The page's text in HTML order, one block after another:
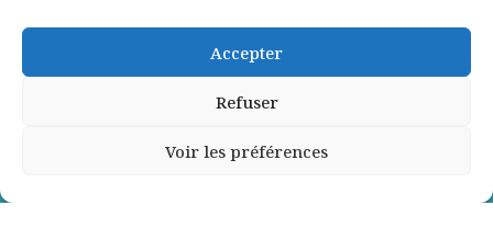
Accepter
Refuser
Voir les préférences